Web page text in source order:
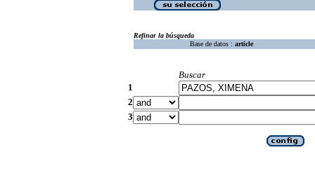
Refinar la búsqueda
Base de datos : article
Buscar
1
2
3